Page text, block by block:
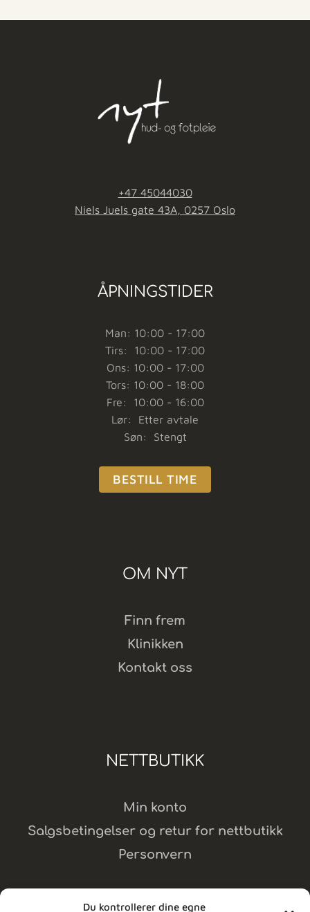
Du kontrollerer dine egne
+47 45044030
Niels Juels gate 43A, 0257 Oslo
ÅPNINGSTIDER
Man: 10:00 - 17:00
Tirs: 10:00 - 17:00
Ons: 10:00 - 17:00
Tors: 10:00 - 18:00
Fre: 10:00 - 16:00
Lør: Etter avtale
Søn: Stengt
BESTILL TIME
OM NYT
Finn frem
Klinikken
Kontakt oss
NETTBUTIKK
Min konto
Salgsbetingelser og retur for nettbutikk
Personvern